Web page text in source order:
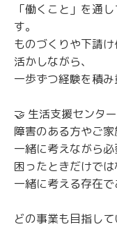
「働くこと」を通
す。
ものづくりや下請
活かしながら、
一歩ずつ経験を積み
🤝 生活支援センタ
障害のある方やご
一緒に考えながら必
困ったときだけで
一緒に考える存在で
どの事業も目指して